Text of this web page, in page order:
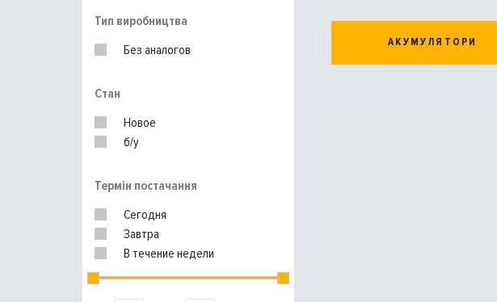
Тип виробництва
Без аналогов
Стан
Новое
б/у
Термін постачання
Сегодня
Завтра
В течение недели
АКУМУЛЯТОРИ